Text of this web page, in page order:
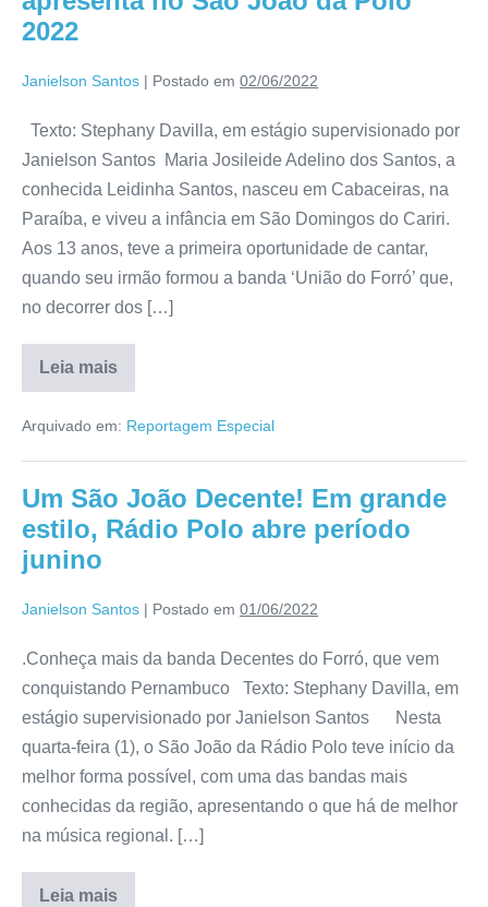
2022
Janielson Santos | Postado em 02/06/2022
Texto: Stephany Davilla, em estágio supervisionado por
Janielson Santos Maria Josileide Adelino dos Santos, a
conhecida Leidinha Santos, nasceu em Cabaceiras, na
Paraíba, e viveu a infância em São Domingos do Cariri.
Aos 13 anos, teve a primeira oportunidade de cantar,
quando seu irmão formou a banda ‘União do Forró’ que,
no decorrer dos […]
Leia mais
Arquivado em: Reportagem Especial
Um São João Decente! Em grande
estilo, Rádio Polo abre período
junino
Janielson Santos | Postado em 01/06/2022
.Conheça mais da banda Decentes do Forró, que vem
conquistando Pernambuco Texto: Stephany Davilla, em
estágio supervisionado por Janielson Santos Nesta
quarta-feira (1), o São João da Rádio Polo teve início da
melhor forma possível, com uma das bandas mais
conhecidas da região, apresentando o que há de melhor
na música regional. […]
Leia mais